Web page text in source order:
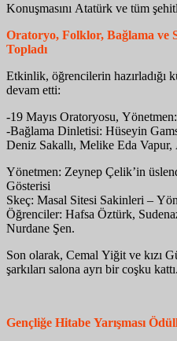
Konuşmasını Atatürk ve tüm
Oratoryo, Folklor, Bağlama ve
Topladı
Etkinlik, öğrencilerin hazırladığı
devam etti:
-19 Mayıs Oratoryosu,
-Bağlama Dinletisi: Hüseyin
Deniz Sakallı, Melike Eda
Yönetmen: Zeynep Çelik’in
Gösterisi
Skeç: Masal Sitesi Sakinleri –
Öğrenciler: Hafsa Öztürk,
Nurdane Şen.
Son olarak, Cemal Yiğit ve kızı
şarkıları salona ayrı bir coşku kattı.
Gençliğe Hitabe Yarışması